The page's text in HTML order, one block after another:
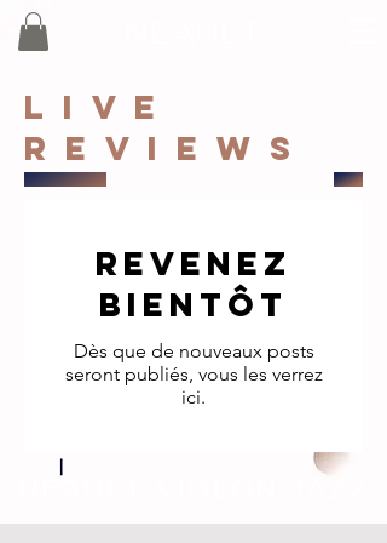
LIVE
REVIEWS
Revenez
bientôt
Dès que de nouveaux posts
seront publiés, vous les verrez
ici.